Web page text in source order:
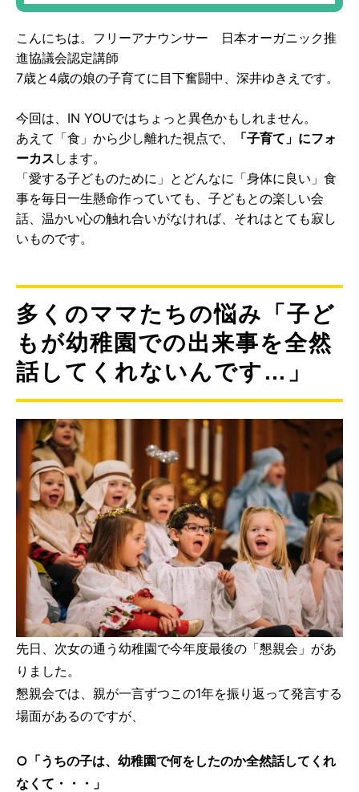
ほどのこだわりぶり！
こんにちは。フリーアナウンサー 日本オーガニック推
進協議会認定講師
7歳と4歳の娘の子育てに目下奮闘中、深井ゆきえです。
今回は、IN YOUではちょっと異色かもしれません。
あえて「食」から少し離れた視点で、
「子育て」にフォ
ーカス します。
「愛する子どものために」とどんなに「身体に良い」食
事を毎日一生懸命作っていても、子どもとの楽しい会
話、温かい心の触れ合いがなければ、それはとても寂し
いものです。
多くのママたちの悩み「子ど
もが幼稚園での出来事を全然
話してくれないんです…」
先日、次女の通う幼稚園で今年度最後の「懇親会」があ
りました。
懇親会では、親が一言ずつこの1年を振り返って発言する
場面があるのですが、
○「うちの子は、幼稚園で何をしたのか全然話してくれ
なくて・・・」